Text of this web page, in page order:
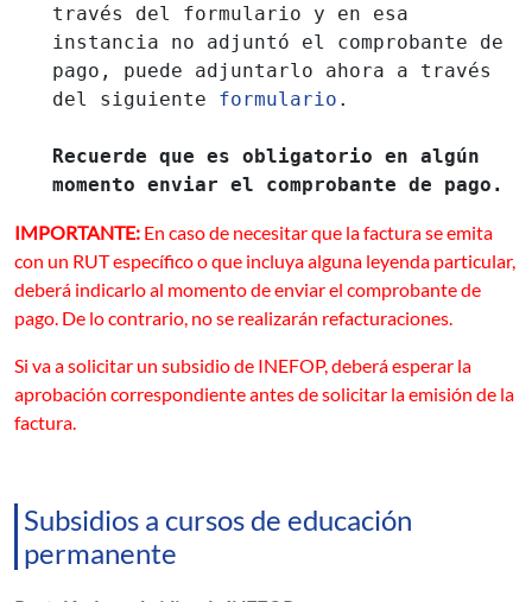
través del formulario y en esa
instancia no adjuntó el comprobante de
pago, puede adjuntarlo ahora a través
del siguiente formulario .
Recuerde que es obligatorio en algún
momento enviar el comprobante de pago.
IMPORTANTE: En caso de necesitar que la factura se emita
con un RUT específico o que incluya alguna leyenda particular,
deberá indicarlo al momento de enviar el comprobante de
pago. De lo contrario, no se realizarán refacturaciones.
Si va a solicitar un subsidio de INEFOP, deberá esperar la
aprobación correspondiente antes de solicitar la emisión de la
factura.
Subsidios a cursos de educación
permanente